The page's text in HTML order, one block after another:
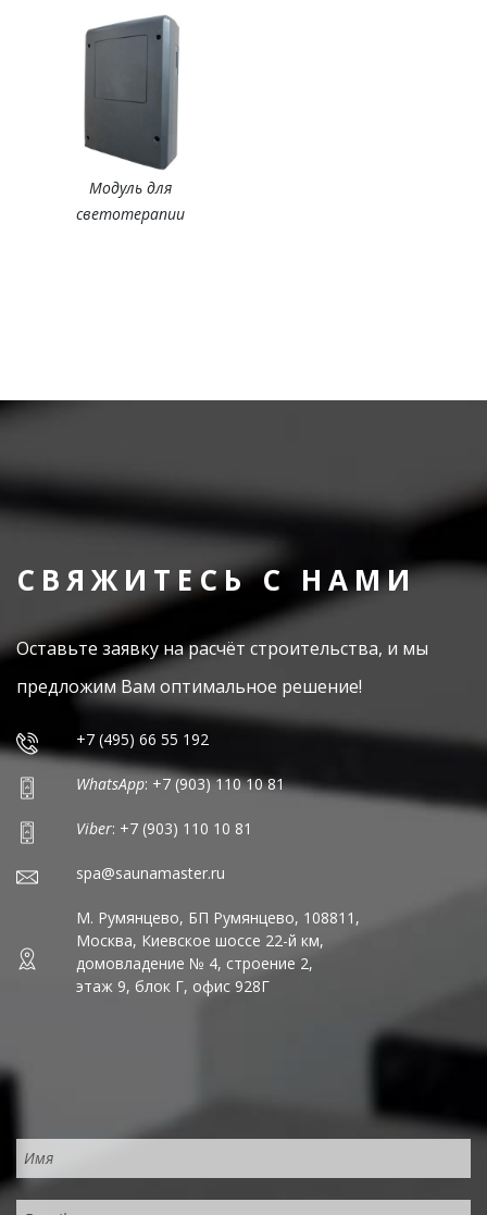
Модуль для
светотерапии
СВЯЖИТЕСЬ С НАМИ
Оставьте заявку на расчёт строительства, и мы
предложим Вам оптимальное решение!
+7 (495) 66 55 192
WhatsApp: +7 (903) 110 10 81
Viber: +7 (903) 110 10 81
spa@saunamaster.ru
М. Румянцево, БП Румянцево, 108811,
Москва, Киевское шоссе 22-й км,
домовладение № 4, строение 2,
этаж 9, блок Г, офис 928Г